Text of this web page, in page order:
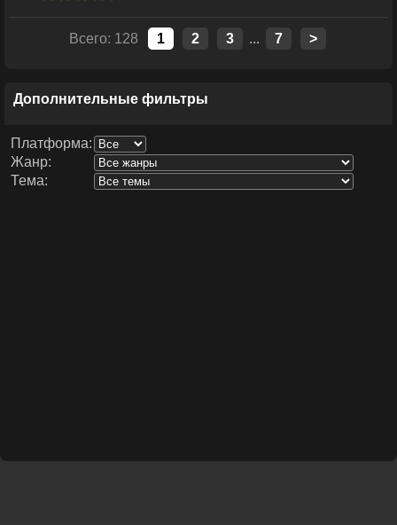
Всего: 128 1 2 3 ... 7 >
Дополнительные фильтры
Платформа:
Жанр:
Тема: